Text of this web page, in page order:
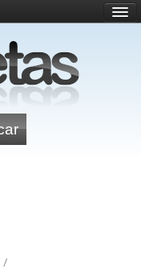
/